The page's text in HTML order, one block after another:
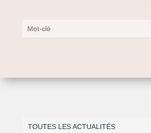
TOUTES LES ACTUALITÉS